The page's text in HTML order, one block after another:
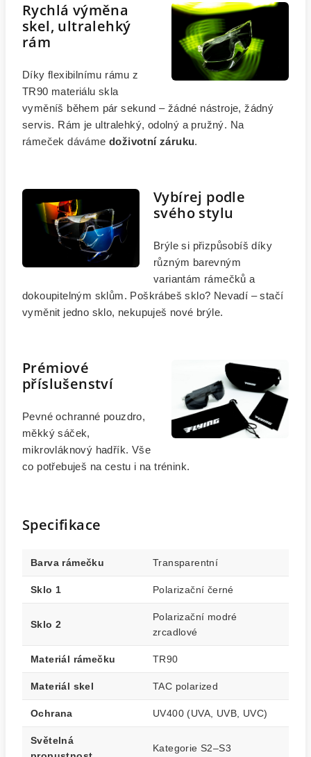
Rychlá výměna
skel, ultralehký
rám
Díky flexibilnímu rámu z
TR90 materiálu skla
vyměníš během pár sekund – žádné nástroje, žádný
servis. Rám je ultralehký, odolný a pružný. Na
rámeček dávámedoživotní záruku.
Vybírej podle
svého stylu
Brýle si přizpůsobíš díky
různým barevným
variantám rámečků a
dokoupitelným sklům. Poškrábeš sklo? Nevadí – stačí
vyměnit jedno sklo, nekupuješ nové brýle.
Prémiové
příslušenství
Pevné ochranné pouzdro,
měkký sáček,
mikrovláknový hadřík. Vše
co potřebuješ na cestu i na trénink.
Specifikace
Barva rámečku Transparentní
Sklo 1 Polarizační černé
Sklo 2
Polarizační modré
zrcadlové
Materiál rámečku TR90
Materiál skel TAC polarized
Ochrana UV400 (UVA, UVB, UVC)
Světelná
Kategorie S2–S3